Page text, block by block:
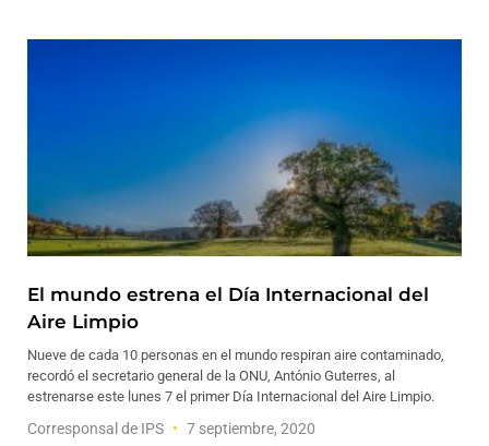
El mundo estrena el Día Internacional del
Aire Limpio
Nueve de cada 10 personas en el mundo respiran aire contaminado,
recordó el secretario general de la ONU, António Guterres, al
estrenarse este lunes 7 el primer Día Internacional del Aire Limpio.
Corresponsal de IPS 7 septiembre, 2020